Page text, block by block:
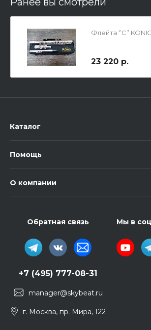
Флейта ‘’C’’
23 220 р.
Каталог
Помощь
О компании
Обратная связь
+7 (495) 777-08-31
manager@skybeat.ru
г. Москва, пр. Мира, 122
Мы в